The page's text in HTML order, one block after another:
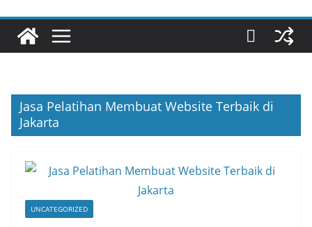
Jasa Pelatihan Membuat Website Terbaik di
Jakarta
UNCATEGORIZED